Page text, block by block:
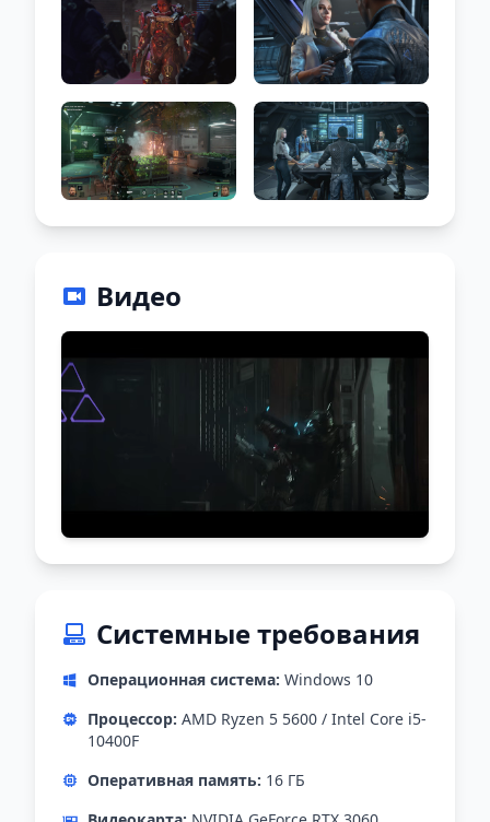
Видео
Системные требования
Операционная система: Windows 10
Процессор: AMD Ryzen 5 5600 / Intel Core i5-
10400F
Оперативная память: 16 ГБ